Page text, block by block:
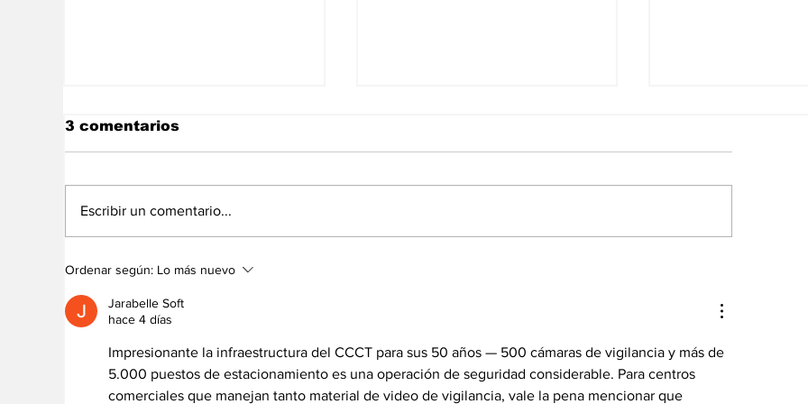
Lo más viral: Shakira
vuelve a sorprender en
las redes
3 comentarios
Escribir un comentario...
Ordenar según: Lo más nuevo
Jarabelle Soft
hace 4 días
Impresionante la infraestructura del CCCT para sus 50 años — 500 cámaras de vigilancia y más de
5.000 puestos de estacionamiento es una operación de seguridad considerable. Para centros
comerciales que manejan tanto material de video de vigilancia, vale la pena mencionar que